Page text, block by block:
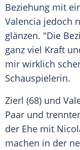
Beziehung mit
Valencia jedoch
glänzen. "Die
ganz viel Kraft
mir wirklich
Schauspielerin.
Zierl (68) und
Paar und
der Ehe mit
machen in der